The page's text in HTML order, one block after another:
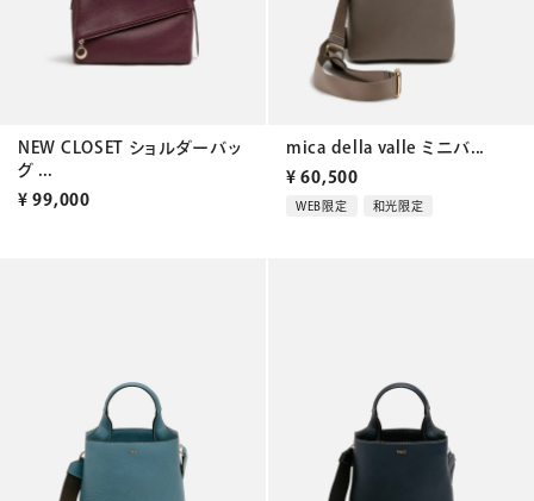
NEW CLOSET ショルダーバッ
グ ...
¥ 99,000
mica della valle ミニバ...
¥ 60,500
WEB限定 和光限定